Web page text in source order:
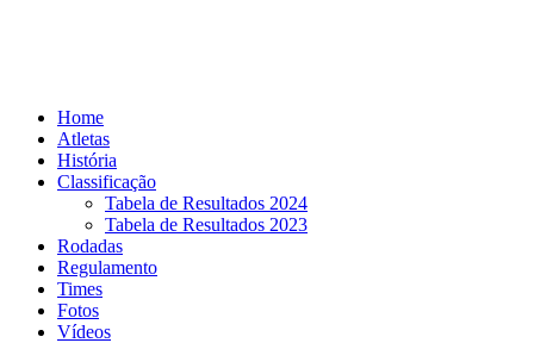
Home
Atletas
História
Classificação
Tabela de Resultados 2024
Tabela de Resultados 2023
Rodadas
Regulamento
Times
Fotos
Vídeos